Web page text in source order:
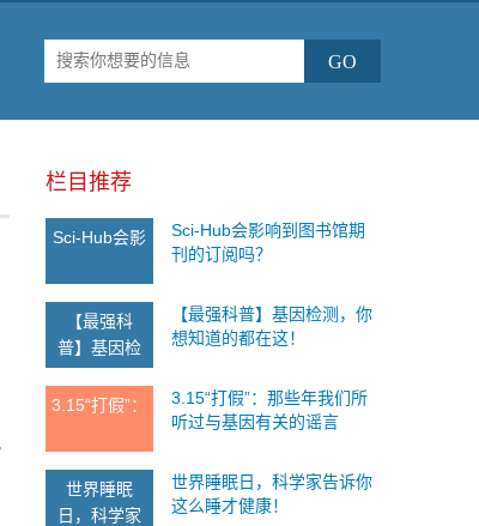
栏目推荐
Sci-Hub会影
Sci-Hub会影响到图书馆期
刊的订阅吗？
【最强科
普】基因检
【最强科普】基因检测，你
想知道的都在这！
3.15“打假”：
3.15“打假”：那些年我们所
听过与基因有关的谣言
世界睡眠
日，科学家
世界睡眠日，科学家告诉你
这么睡才健康！